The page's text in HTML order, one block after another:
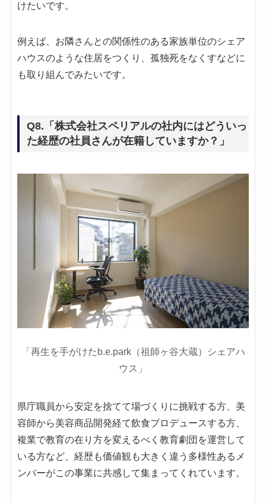
けたいです。
例えば、お隣さんとの関係性のある家族単位のシェア
ハウスのような住居をつくり、孤独死をなくすなどに
も取り組んでみたいです。
Q8.「株式会社スペリアルの社内にはどういっ
た経歴の社員さんが在籍していますか？」
「再生を手がけたb.e.park（祖師ヶ谷大蔵）シェアハ
ウス」
県庁職員から安定を捨てて場づくりに挑戦する方、美
容師から美容商品開発経て飲食プロデュースする方、
複業で教育の在り方を変えるべく教育劇団を運営して
いる方など、経歴も価値観も大きく違う多様性あるメ
ンバーがこの事業に共感して集まってくれています。